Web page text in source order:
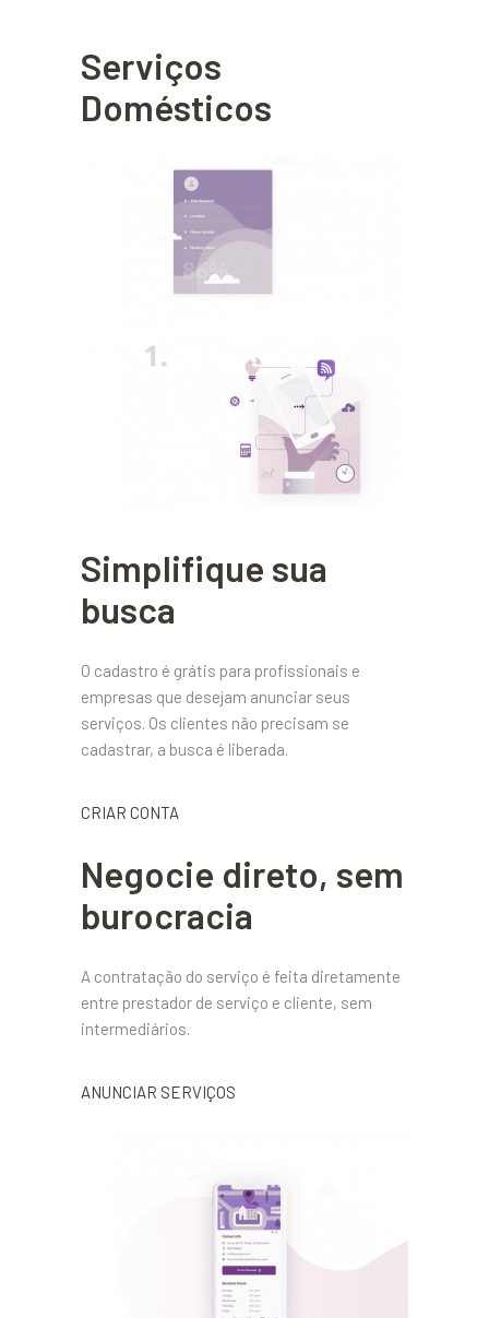
Serviços
Domésticos
Simplifique sua
busca
O cadastro é grátis para profissionais e
empresas que desejam anunciar seus
serviços. Os clientes não precisam se
cadastrar, a busca é liberada.
CRIAR CONTA
Negocie direto, sem
burocracia
A contratação do serviço é feita diretamente
entre prestador de serviço e cliente, sem
intermediários.
ANUNCIAR SERVIÇOS